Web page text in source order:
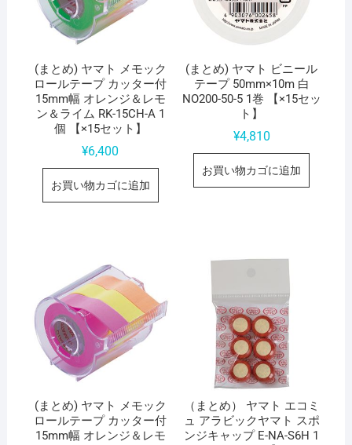
(まとめ) ヤマト メモック
ロールテープ カッター付
15mm幅 オレンジ＆レモ
ン＆ライム RK-15CH-A 1
個 【×15セット】
¥6,400
お買い物カゴに追加
(まとめ) ヤマト ビニール
テープ 50mm×10m 白
NO200-50-5 1巻 【×15セッ
ト】
¥4,810
お買い物カゴに追加
(まとめ) ヤマト メモック
ロールテープ カッター付
15mm幅 オレンジ＆レモ
（まとめ） ヤマト エコミ
ュ アラビックヤマト スポ
ンジキャップ E-NA-S6H 1